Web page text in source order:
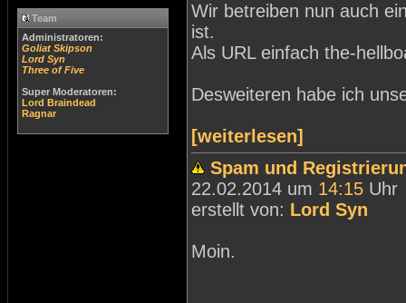
Team
Administratoren:
Goliat Skipson
Lord Syn
Three of Five
Super Moderatoren:
Lord Braindead
Ragnar
Wir betreiben nun auch
ist.
Als URL einfach the-
Desweiteren habe ich
[weiterlesen]
Spam und
22.02.2014 um 14:15 Uhr
erstellt von: Lord Syn
Moin.